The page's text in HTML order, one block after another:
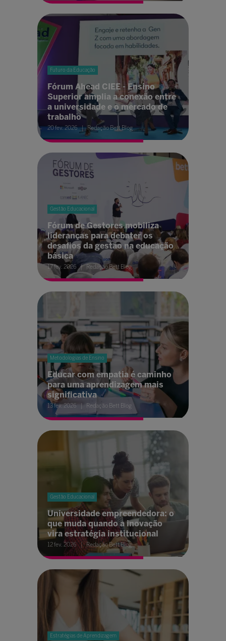
Futuro da Educação
Fórum Ahead CIEE - Ensino
Superior amplia a conexão entre
a universidade e o mercado de
trabalho
20 fev. 2026 Redação Bett Blog
Gestão Educacional
Fórum de Gestores mobiliza
lideranças para debater os
desafios da gestão na educação
básica
17 fev. 2026 Redação Bett Blog
Metodologias de Ensino
Educar com empatia é caminho
para uma aprendizagem mais
significativa
13 fev. 2026 Redação Bett Blog
Gestão Educacional
Universidade empreendedora: o
que muda quando a inovação
vira estratégia institucional
12 fev. 2026 Redação Bett Blog
Estratégias de Aprendizagem